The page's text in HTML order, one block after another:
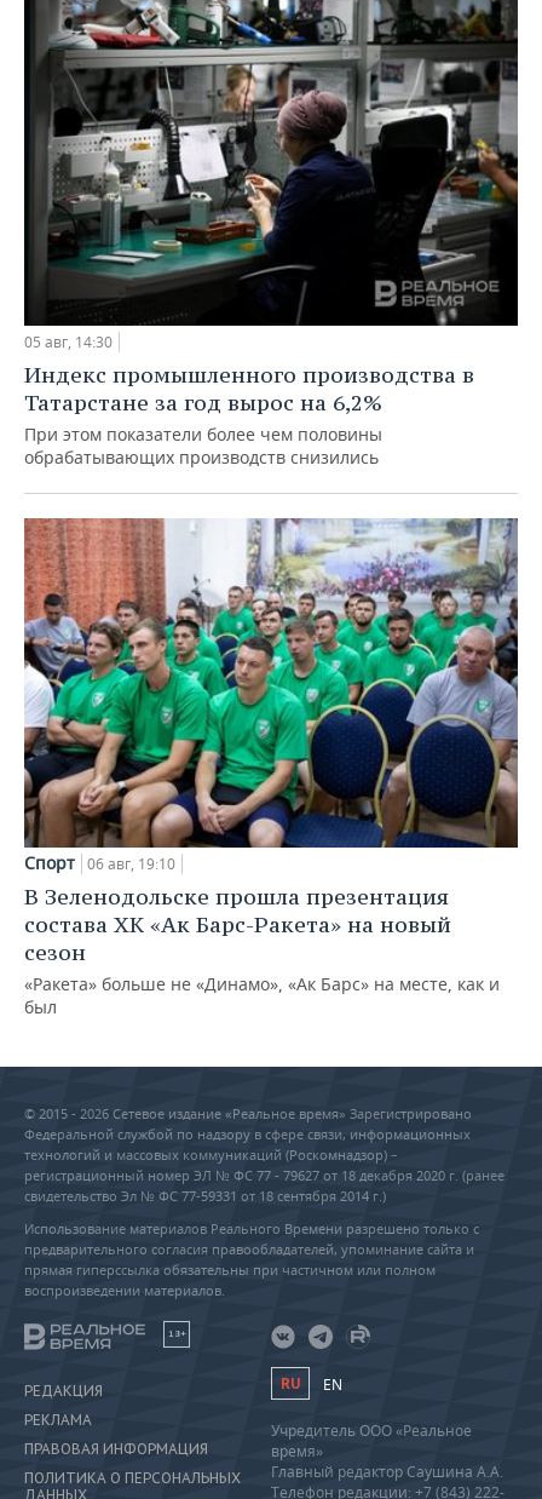
05 авг, 14:30
Индекс промышленного производства в
Татарстане за год вырос на 6,2%
При этом показатели более чем половины
обрабатывающих производств снизились
Спорт 06 авг, 19:10
В Зеленодольске прошла презентация
состава ХК «Ак Барс-Ракета» на новый
сезон
«Ракета» больше не «Динамо», «Ак Барс» на месте, как и
был
© 2015 - 2026 Сетевое издание «Реальное время» Зарегистрировано
Федеральной службой по надзору в сфере связи, информационных
технологий и массовых коммуникаций (Роскомнадзор) –
регистрационный номер ЭЛ № ФС 77 - 79627 от 18 декабря 2020 г. (ранее
свидетельство Эл № ФС 77-59331 от 18 сентября 2014 г.)
Использование материалов Реального Времени разрешено только с
предварительного согласия правообладателей, упоминание сайта и
прямая гиперссылка обязательны при частичном или полном
воспроизведении материалов.
18+
РЕДАКЦИЯ
РЕКЛАМА
ПРАВОВАЯ ИНФОРМАЦИЯ
ПОЛИТИКА О ПЕРСОНАЛЬНЫХ
ДАННЫХ
RU EN
Учредитель ООО «Реальное
время»
Главный редактор Саушина А.А.
Телефон редакции: +7 (843) 222-